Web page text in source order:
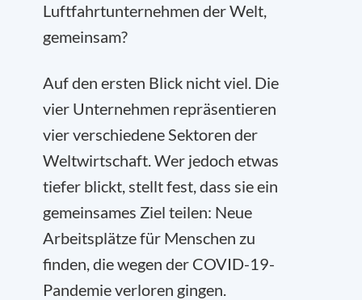
Luftfahrtunternehmen der Welt,
gemeinsam?
Auf den ersten Blick nicht viel. Die
vier Unternehmen repräsentieren
vier verschiedene Sektoren der
Weltwirtschaft. Wer jedoch etwas
tiefer blickt, stellt fest, dass sie ein
gemeinsames Ziel teilen: Neue
Arbeitsplätze für Menschen zu
finden, die wegen der COVID-19-
Pandemie verloren gingen.